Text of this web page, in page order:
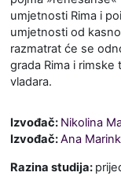
umjetnosti Rima i
umjetnosti od
razmatrat će se
grada Rima i
vladara.
Izvođač: Nikolina
Izvođač:Ana
Razina studija: